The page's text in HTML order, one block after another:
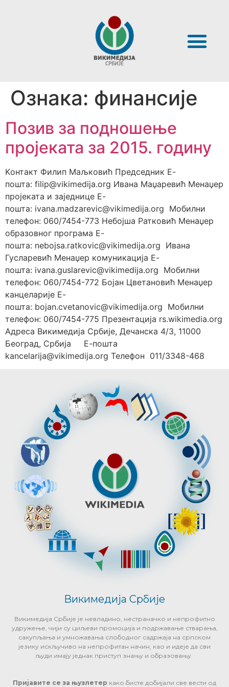
Ознака: финансије
Позив за подношење
пројеката за 2015. годину
Kонтакт Филип Маљковић Председник Е-
пошта: filip@vikimedija.org Ивана Маџаревић Менаџер
пројеката и заједнице Е-
пошта: ivana.madzarevic@vikimedija.org Мобилни
телефон: 060/7454-773 Небојша Ратковић Менаџер
образовног програма Е-
пошта: nebojsa.ratkovic@vikimedija.org Ивана
Гусларевић Менаџер комуникација Е-
пошта: ivana.guslarevic@vikimedija.org Мобилни
телефон: 060/7454-772 Бојан Цветановић Менаџер
канцеларије Е-
пошта: bojan.cvetanovic@vikimedija.org Мобилни
телефон: 060/7454-775 Презентација rs.wikimedia.org
Адреса Викимедија Србије, Дечанска 4/3, 11000
Београд, Србија Е-пошта
kancelarija@vikimedija.org Телефон 011/3348-468
Викимедија Србије
Викимедија Србије је невладино, нестраначко и непрофитно
удружење, чији су циљеви промоција и подржавање стварања,
сакупљања и умножавања слободног садржаја на српском
језику искључиво на непрофитан начин, као и идеје да сви
људи имају једнак приступ знању и образовању.
Пријавите се за њузлетер како бисте добијали све вести од